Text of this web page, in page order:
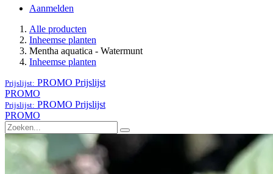
Aanmelden
Alle producten
Inheemse planten
Mentha aquatica - Watermunt
Inheemse planten
Prijslijst: PROMO Prijslijst
PROMO
Prijslijst: PROMO Prijslijst
PROMO